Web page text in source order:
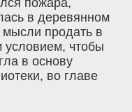
пожара,
в деревянном
продать в
условием, чтобы
в основу
во главе